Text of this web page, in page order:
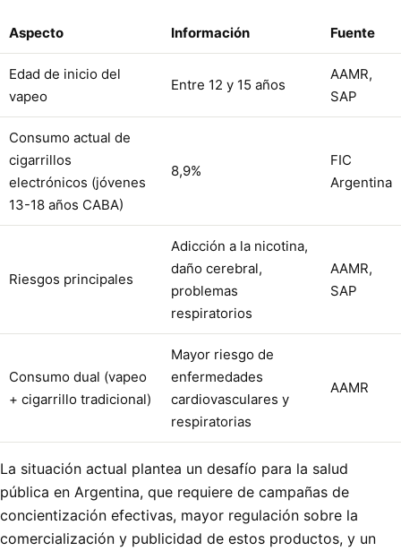
Aspecto Información Fuente
Edad de inicio del
vapeo
Entre 12 y 15 años
AAMR,
SAP
Consumo actual de
cigarrillos
electrónicos (jóvenes
13-18 años CABA)
8,9%
FIC
Argentina
Riesgos principales
Adicción a la nicotina,
daño cerebral,
problemas
respiratorios
AAMR,
SAP
Consumo dual (vapeo
+ cigarrillo tradicional)
Mayor riesgo de
enfermedades
cardiovasculares y
respiratorias
AAMR
La situación actual plantea un desafío para la salud
pública en Argentina, que requiere de campañas de
concientización efectivas, mayor regulación sobre la
comercialización y publicidad de estos productos, y un